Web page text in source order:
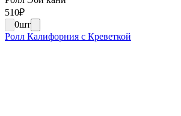
510₽
0шт
Ролл Калифорния с Креветкой